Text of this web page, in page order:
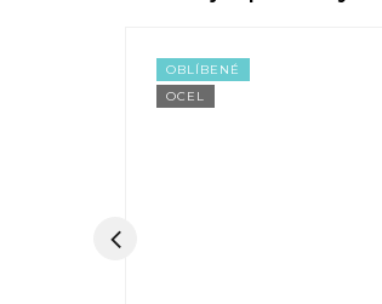
OBLÍBENÉ
OCEL